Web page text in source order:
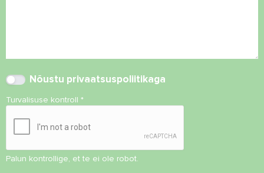
Nõustu privaatsuspoliitikaga
Turvalisuse kontroll *
Palun kontrollige, et te ei ole robot.